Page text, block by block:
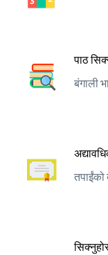
पाठ
बंगाली
तपाईंको